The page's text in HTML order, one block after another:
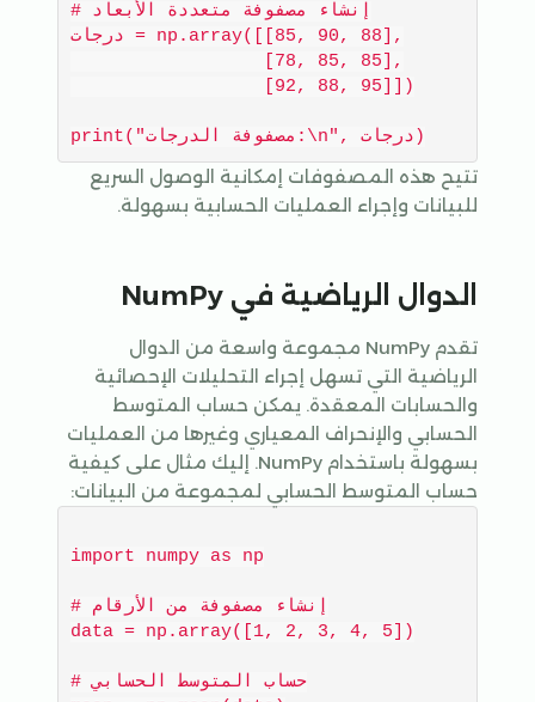
# إنشاء مصفوفة متعددة الأبعاد
درجات = np.array([[85, 90, 88],
                  [78, 85, 85],
                  [92, 88, 95]])
تتيح هذه المصفوفات إمكانية الوصول السريع
للبيانات وإجراء العمليات الحسابية بسهولة.
الدوال الرياضية في NumPy
تقدم NumPy مجموعة واسعة من الدوال
الرياضية التي تسهل إجراء التحليلات الإحصائية
والحسابات المعقدة. يمكن حساب المتوسط
الحسابي والإنحراف المعياري وغيرها من العمليات
بسهولة باستخدام NumPy. إليك مثال على كيفية
حساب المتوسط الحسابي لمجموعة من البيانات:
import numpy as np
# إنشاء مصفوفة من الأرقام
data = np.array([1, 2, 3, 4, 5])
# حساب المتوسط الحسابي